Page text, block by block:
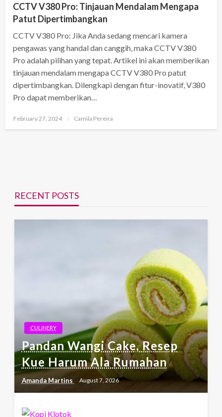
CCTV V380 Pro: Tinjauan Mendalam Mengapa
Patut Dipertimbangkan
CCTV V380 Pro: Jika Anda sedang mencari kamera
pengawas yang handal dan canggih, maka CCTV V380
Pro adalah pilihan yang tepat. Artikel ini akan memberikan
tinjauan mendalam mengapa CCTV V380 Pro patut
dipertimbangkan. Dilengkapi dengan fitur-inovatif, V380
Pro dapat memberikan…
Posted
February 27, 2024 Camila Pereira
RECENT POSTS
CULINERY
Pandan Wangi Cake, Resep
Kue Harum Ala Rumahan
Amanda Martins August 7, 2026